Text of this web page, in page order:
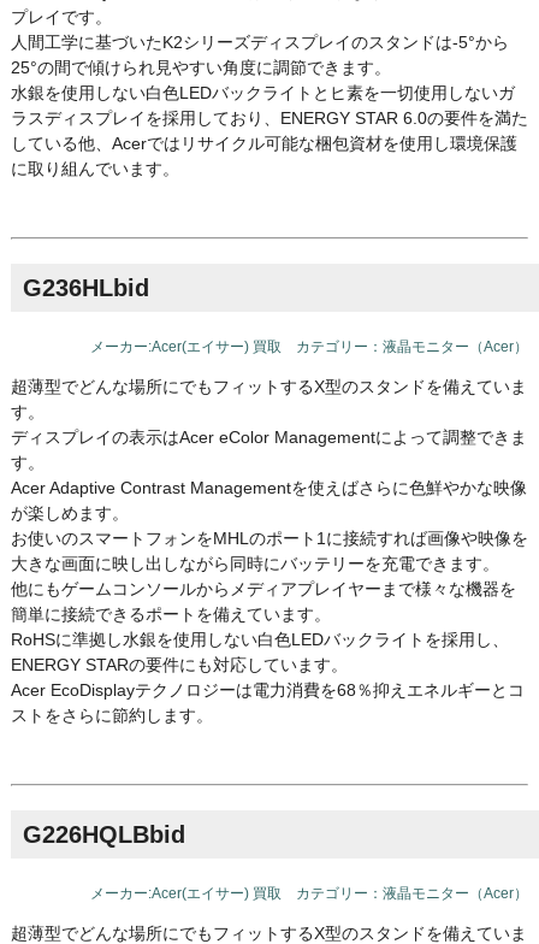
プレイです。
人間工学に基づいたK2シリーズディスプレイのスタンドは-5°から
25°の間で傾けられ見やすい角度に調節できます。
水銀を使用しない白色LEDバックライトとヒ素を一切使用しないガ
ラスディスプレイを採用しており、ENERGY STAR 6.0の要件を満た
している他、Acerではリサイクル可能な梱包資材を使用し環境保護
に取り組んでいます。
G236HLbid
メーカー:Acer(エイサー) 買取 カテゴリー：液晶モニター（Acer）
超薄型でどんな場所にでもフィットするX型のスタンドを備えていま
す。
ディスプレイの表示はAcer eColor Managementによって調整できま
す。
Acer Adaptive Contrast Managementを使えばさらに色鮮やかな映像
が楽しめます。
お使いのスマートフォンをMHLのポート1に接続すれば画像や映像を
大きな画面に映し出しながら同時にバッテリーを充電できます。
他にもゲームコンソールからメディアプレイヤーまで様々な機器を
簡単に接続できるポートを備えています。
RoHSに準拠し水銀を使用しない白色LEDバックライトを採用し、
ENERGY STARの要件にも対応しています。
Acer EcoDisplayテクノロジーは電力消費を68％抑えエネルギーとコ
ストをさらに節約します。
G226HQLBbid
メーカー:Acer(エイサー) 買取 カテゴリー：液晶モニター（Acer）
超薄型でどんな場所にでもフィットするX型のスタンドを備えていま